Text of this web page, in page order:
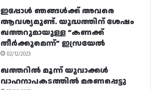
ഇപ്പോൾ ഞങ്ങൾക്ക് അവരെ
ആവശ്യമുണ്ട്. യുദ്ധത്തിന് ശേഷം
ഖത്തറുമായുള്ള “കണക്ക്
തീർക്കുമെന്ന്” ഇസ്രയേൽ
02/12/2023
ഖത്തറിൽ മൂന്ന് യുവാക്കൾ
വാഹനാപകടത്തിൽ മരണപ്പെട്ടു